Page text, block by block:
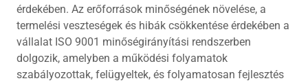
érdekében. Az erőforrások minőségének növelése, a
termelési veszteségek és hibák csökkentése érdekében a
vállalat ISO 9001 minőségirányítási rendszerben
dolgozik, amelyben a működési folyamatok
szabályozottak, felügyeltek, és folyamatosan fejlesztés